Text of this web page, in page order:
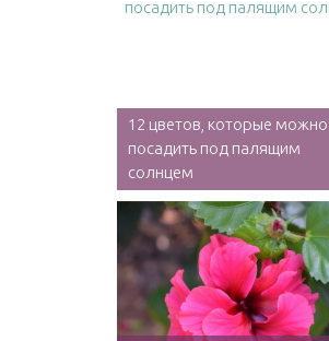
12 цветов, которые можно
посадить под палящим
солнцем